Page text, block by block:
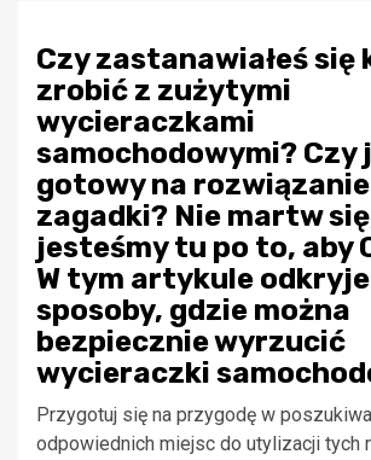
Czy zastanawiałeś się
zrobić z zużytymi
wycieraczkami
samochodowymi? Czy
gotowy na
zagadki? Nie martw
jesteśmy tu po to, aby
W tym artykule
sposoby, gdzie można
bezpiecznie wyrzucić
wycieraczki
Przygotuj się na przygodę w
odpowiednich miejsc do utylizacji tych